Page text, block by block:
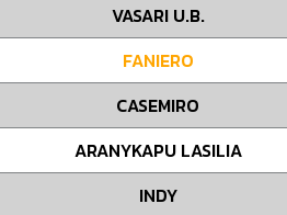
VASARI U.B.
FANIERO
CASEMIRO
ARANYKAPU LASILIA
INDY